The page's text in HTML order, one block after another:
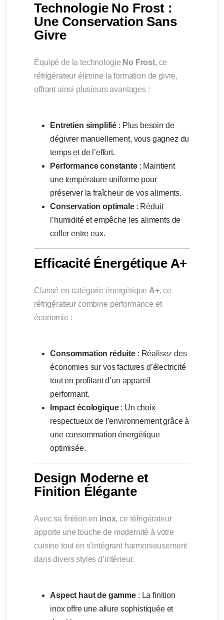
Technologie No Frost :
Une Conservation Sans
Givre
Équipé de la technologie No Frost, ce
réfrigérateur élimine la formation de givre,
offrant ainsi plusieurs avantages :
Entretien simplifié : Plus besoin de
dégivrer manuellement, vous gagnez du
temps et de l’effort.
Performance constante: Maintient
une température uniforme pour
préserver la fraîcheur de vos aliments.
Conservation optimale: Réduit
l’humidité et empêche les aliments de
coller entre eux.
Efficacité Énergétique A+
Classé en catégorie énergétique A+, ce
réfrigérateur combine performance et
économie :
Consommation réduite : Réalisez des
économies sur vos factures d’électricité
tout en profitant d’un appareil
performant.
Impact écologique: Un choix
respectueux de l’environnement grâce à
une consommation énergétique
optimisée.
Design Moderne et
Finition Élégante
Avec sa finition en inox, ce réfrigérateur
apporte une touche de modernité à votre
cuisine tout en s’intégrant harmonieusement
dans divers styles d’intérieur.
Aspect haut de gamme : La finition
inox offre une allure sophistiquée et